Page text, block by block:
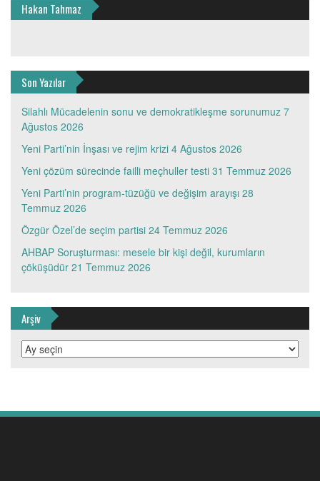
Hakan Tahmaz
Son Yazılar
Silahlı Mücadelenin sonu ve demokratikleşme sorunumuz 7
Ağustos 2026
Yeni Parti’nin İnşası ve rejim krizi 4 Ağustos 2026
Yeni çözüm sürecinde failli meçhuller testi 31 Temmuz 2026
Yeni Parti’nin program-tüzüğü ve değişim arayışı 28
Temmuz 2026
Özgür Özel’de seçim partisi 24 Temmuz 2026
AHBAP Soruşturması: mesele bir kişi değil, kurumların
çöküşüdür 21 Temmuz 2026
Arşiv
Arşiv